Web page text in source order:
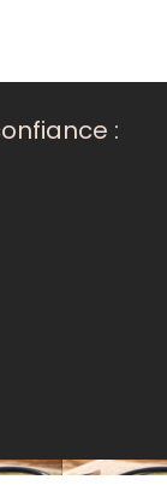
: